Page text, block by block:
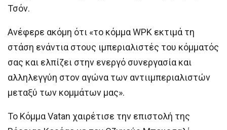
Τσόν.
Ανέφερε ακόμη ότι «το κόμμα WPK εκτιμά τη
στάση ενάντια στους ιμπεριαλιστές του κόμματός
σας και ελπίζει στην ενεργό συνεργασία και
αλληλεγγύη στον αγώνα των αντιιμπεριαλιστών
μεταξύ των κομμάτων μας».
Το Κόμμα Vatan χαιρέτισε την επιστολή της